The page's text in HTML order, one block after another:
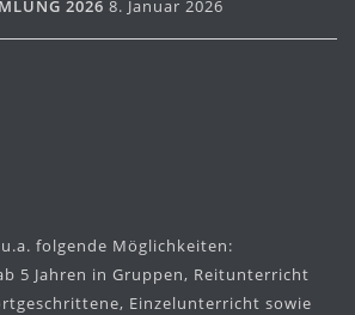
2026 8. Januar 2026
folgende Möglichkeiten:
5 Jahren in Gruppen, Reitunterricht
Einzelunterricht sowie